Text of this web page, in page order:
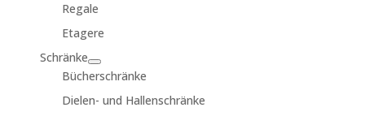
Regale
Etagere
Schränke
Bücherschränke
Dielen- und Hallenschränke